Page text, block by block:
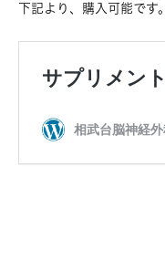
下記より、購入可能です。